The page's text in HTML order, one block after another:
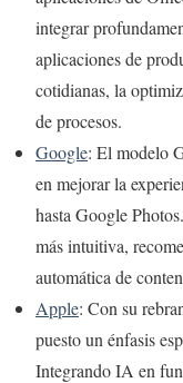
integrar
aplicaciones de
cotidianas, la
de procesos.
Google: El modelo
en mejorar la
hasta Google
más intuitiva,
automática de
Apple: Con su
puesto un énfasis
Integrando IA en